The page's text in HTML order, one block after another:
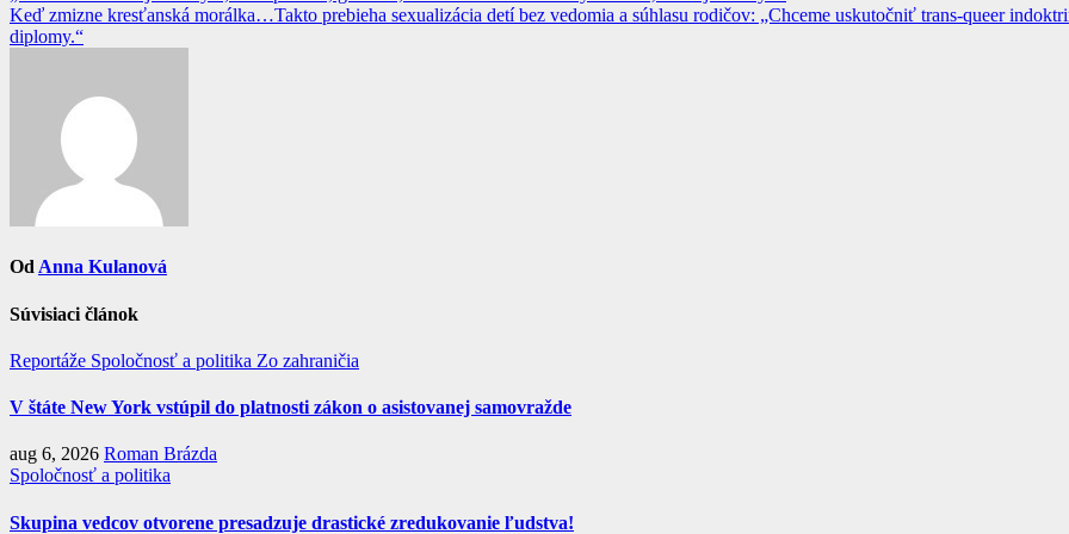
v
Keď zmizne kresťanská morálka…Takto prebieha sexualizácia detí bez vedomia a súhlasu rodičov: „Chceme uskutočniť trans-queer
diplomy.“
OdAnna Kulanová
Súvisiaci článok
Reportáže Spoločnosť a politika Zo zahraničia
V štáte New York vstúpil do platnosti zákon o asistovanej samovražde
aug 6, 2026 Roman Brázda
Spoločnosť a politika
Skupina vedcov otvorene presadzuje drastické zredukovanie ľudstva!